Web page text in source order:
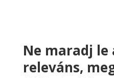
releváns,
állásokról!